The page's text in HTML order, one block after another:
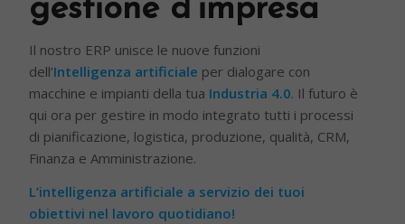
gestione d’impresa
Il nostro ERP unisce le nuove funzioni
dell’Intelligenza artificiale per dialogare con
macchine e impianti della tua Industria 4.0. Il futuro è
qui ora per gestire in modo integrato tutti i processi
di pianificazione, logistica, produzione, qualità, CRM,
Finanza e Amministrazione.
L’intelligenza artificiale a servizio dei tuoi
obiettivi nel lavoro quotidiano!